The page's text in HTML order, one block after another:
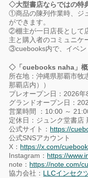
◇大型書店ならではの特
①商品の陳列作業時、ジ
ができます。
②棚主が一日店長として
主と購入者のコミュニケ
③cuebooks内で、イベン
◇「cuebooks naha」
所在地：沖縄県那覇市
那覇店内））
プレオープン日：2026年
グランドオープン日：
営業時間 ：10:00 ～
定休日：ジュンク堂書店
公式サイト： https://
公式SNSアカウント
X： https://x.com/
Instagram： https://
note： https://note.com/
協力会社： LLCインセク